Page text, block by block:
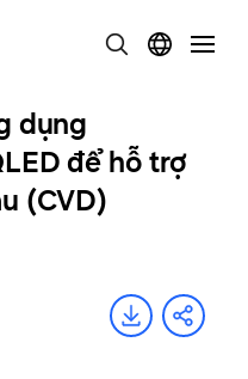
dụng
để hỗ trợ
(CVD)